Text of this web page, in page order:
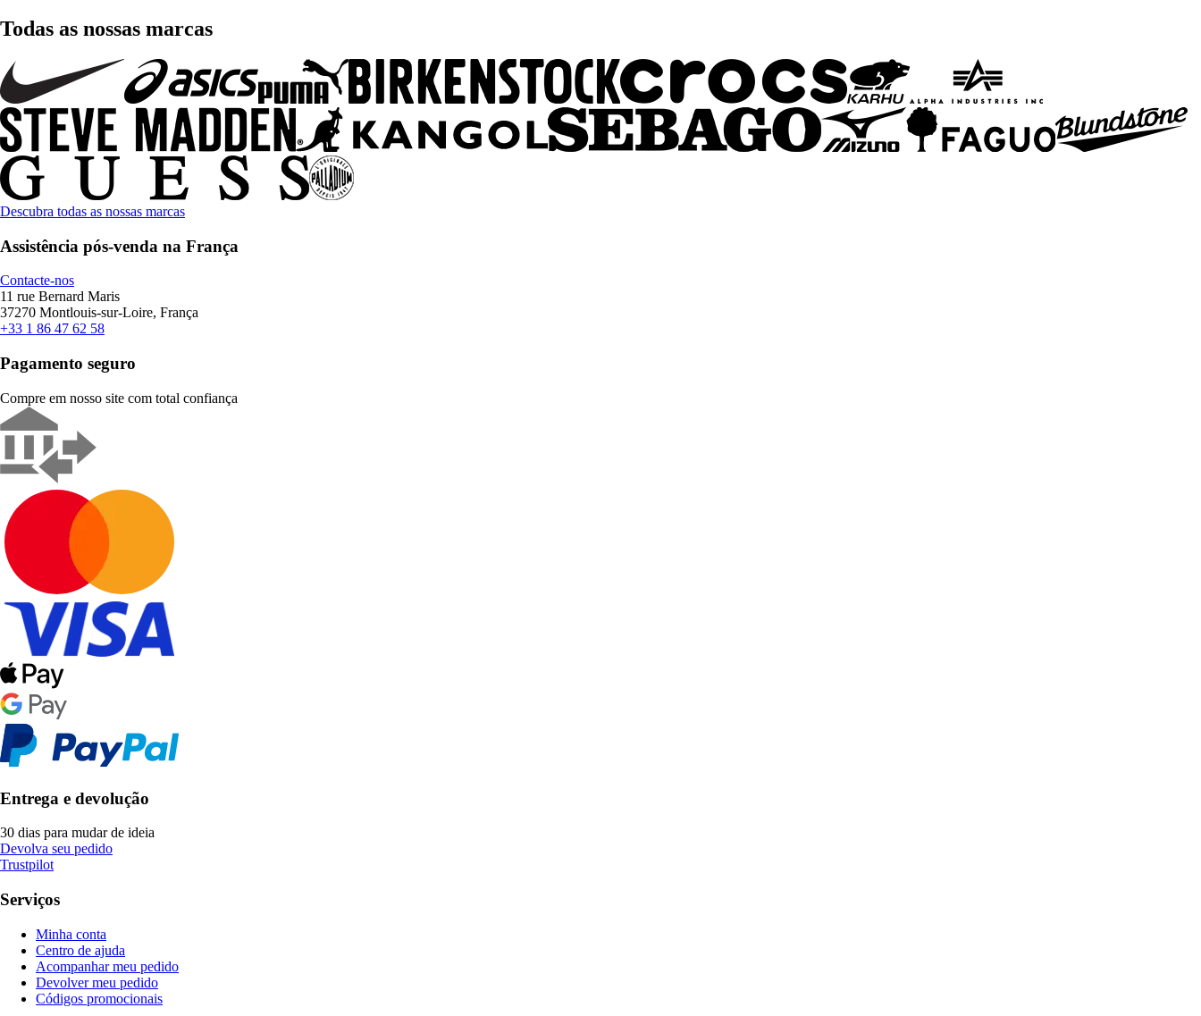
Todas as nossas marcas
Descubra todas as nossas marcas
Assistência pós-venda na França
Contacte-nos
11 rue Bernard Maris
37270 Montlouis-sur-Loire, França
+33 1 86 47 62 58
Pagamento seguro
Compre em nosso site com total confiança
Entrega e devolução
30 dias para mudar de ideia
Devolva seu pedido
Trustpilot
Serviços
Minha conta
Centro de ajuda
Acompanhar meu pedido
Devolver meu pedido
Códigos promocionais